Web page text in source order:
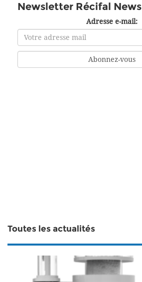
Newsletter Récifal News
Adresse e-mail:
Toutes les actualités